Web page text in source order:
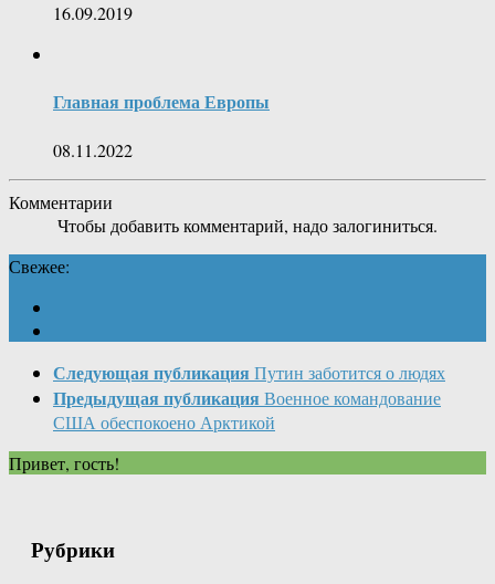
16.09.2019
Главная проблема Европы
08.11.2022
Комментарии
Чтобы добавить комментарий, надо залогиниться.
Свежее:
Следующая публикация Путин заботится о людях
Предыдущая публикация Военное командование
США обеспокоено Арктикой
Привет, гость!
Рубрики